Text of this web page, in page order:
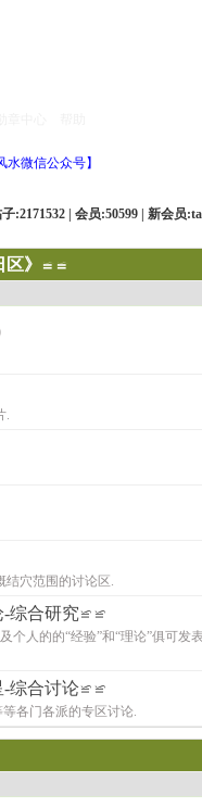
水微信公众号】
:2171532 | 会员:50599 | 新会员:
区》≌≌
.
结穴范围的讨论区.
-综合研究≌≌
个人的的“经验”和“理论”俱可发
-综合讨论≌≌
各门各派的专区讨论.